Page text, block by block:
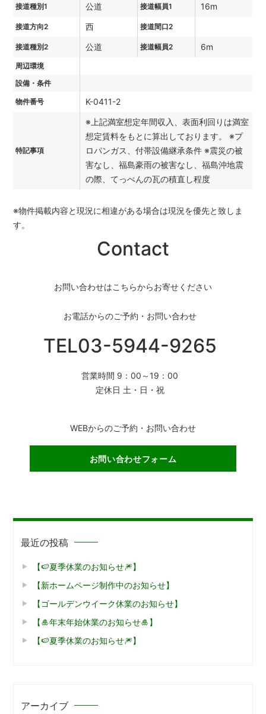
接道種別1 公道 接道幅員1 16m
接道方向2 西 接道間口2
接道種別2 公道 接道幅員2 6m
周辺環境
設備・条件
物件番号 K-0411-2
特記事項
※上記満室想定年間収入、表面利回りは満室
想定賃料をもとに算出しております。 ※プ
ロパンガス、付帯設備継承条件 ※震災の被
害なし、福島豪雨の被害なし、福島沖地震
の際、てっぺんの瓦の積直し程度
※物件掲載内容と現況に相違がある場合は現況を優先と致しま
す。
Contact
お問い合わせはこちらからお寄せください
お電話からのご予約・お問い合わせ
TEL03-5944-9265
営業時間 9：00～19：00
定休日 土・日・祝
WEBからのご予約・お問い合わせ
お問い合わせフォーム
最近の投稿
【🍉夏季休業のお知らせ🎆】
【新ホームページ制作中のお知らせ】
【ゴールデンウイーク休業のお知らせ】
【🎍年末年始休業のお知らせ🎍】
【🍉夏季休業のお知らせ🎆】
アーカイブ